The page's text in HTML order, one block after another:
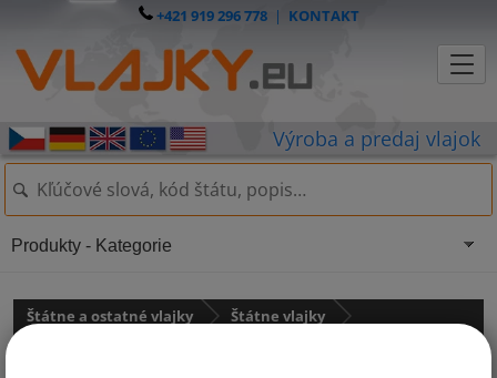
+421 919 296 778| KONTAKT
Štátne a ostatné vlajky
Štátne vlajky
Produkty - Kategorie